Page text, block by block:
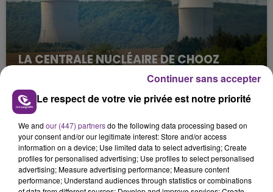
LA CENTRALE NUCLÉAIRE DE CHOOZ
Cela fait déjà une semaine que la centrale
nucléaire ardennaise est à l'arrêt. Une situation
justifiée par la sécheresse intense qui est toujours
présente.
Le respect de votre vie privée est notre priorité
We and our (447) partnersdo the following data processing based on
your consent and/or our legitimate interest: Store and/or access
information on a device; Use limited data to select advertising; Create
profiles for personalised advertising; Use profiles to select personalised
advertising; Measure advertising performance; Measure content
performance; Understand audiences through statistics or combinations
Continuer sans accepter